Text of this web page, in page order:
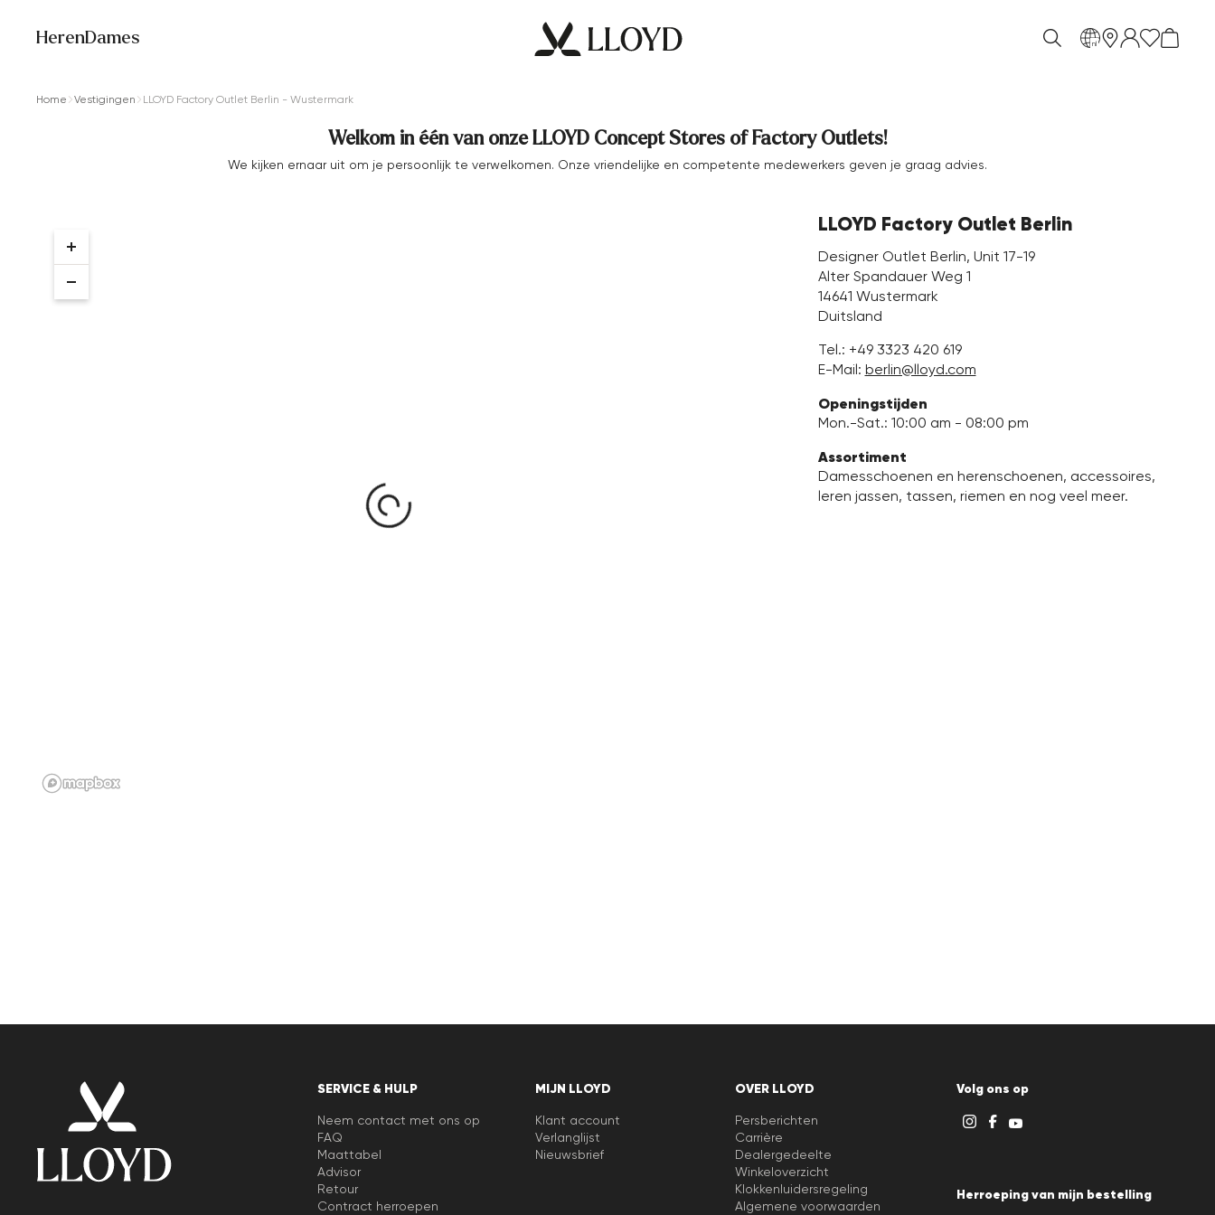
HerenDames nl
Home Vestigingen LLOYD Factory Outlet Berlin - Wustermark
Welkom in één van onze LLOYD Concept Stores of Factory Outlets!
We kijken ernaar uit om je persoonlijk te verwelkomen. Onze vriendelijke en competente medewerkers geven je graag advies.
LLOYD Factory Outlet Berlin
Designer Outlet Berlin, Unit 17-19
Alter Spandauer Weg 1
14641 Wustermark
Duitsland
Tel.: +49 3323 420 619
E-Mail: berlin@lloyd.com
Openingstijden
Mon.-Sat.: 10:00 am - 08:00 pm
Assortiment
Damesschoenen en herenschoenen, accessoires,
leren jassen, tassen, riemen en nog veel meer.
SERVICE & HULP
Neem contact met ons op
FAQ
Maattabel
Advisor
Retour
Contract herroepen
MIJN LLOYD
Klant account
Verlanglijst
Nieuwsbrief
OVER LLOYD
Persberichten
Carrière
Dealergedeelte
Winkeloverzicht
Klokkenluidersregeling
Algemene voorwaarden
Volg ons op
Herroeping van mijn bestelling